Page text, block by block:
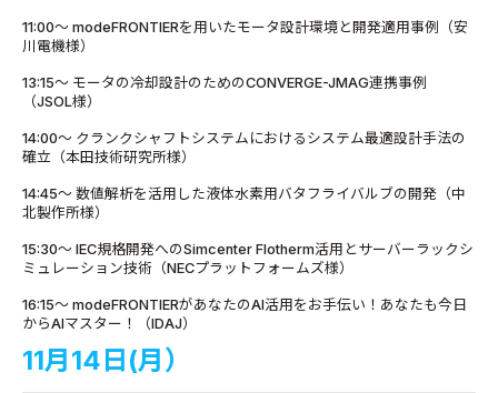
11:00～ modeFRONTIERを用いたモータ設計環境と開発適用事例（安
川電機様）
13:15～ モータの冷却設計のためのCONVERGE-JMAG連携事例
（JSOL様）
14:00～ クランクシャフトシステムにおけるシステム最適設計手法の
確立（本田技術研究所様）
14:45～ 数値解析を活用した液体水素用バタフライバルブの開発（中
北製作所様）
15:30～ IEC規格開発へのSimcenter Flotherm活用とサーバーラックシ
ミュレーション技術（NECプラットフォームズ様）
16:15～ modeFRONTIERがあなたのAI活用をお手伝い！あなたも今日
からAIマスター！（IDAJ）
11月14日(月）